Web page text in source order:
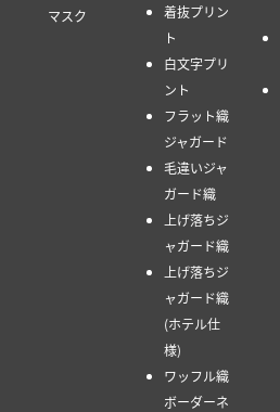
マスク
着抜プリン
ト
白文字プリ
ント
フラット織
ジャガード
毛違いジャ
ガード織
上げ落ちジ
ャガード織
上げ落ちジ
ャガード織
(ホテル仕
様)
ワッフル織
ボーダーネ